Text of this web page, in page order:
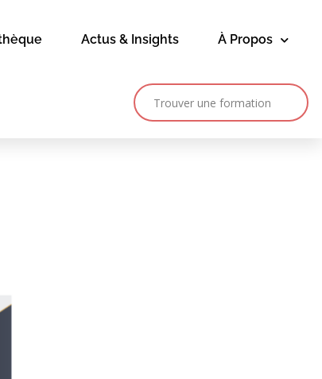
Actus & Insights À Propos